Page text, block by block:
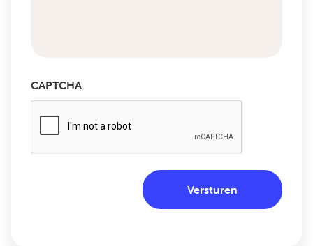
CAPTCHA